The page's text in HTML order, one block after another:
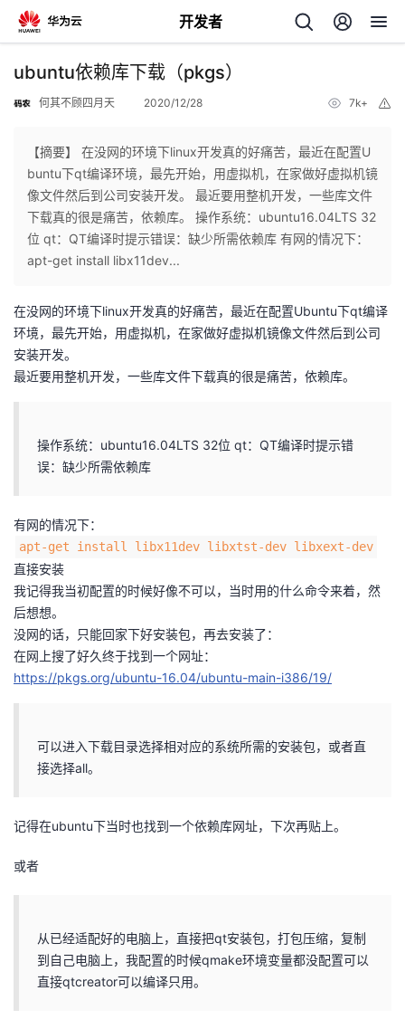
开发者
返
个
人
主
页
我
的
开
的
博
客
我
的
论
坛
我
的
圈
我
的
播
我
活
的
注
开
发
的
Programs
我
的
ubuntu依赖库下载（pkgs）
何其不顾四月天 2020/12/28 7k+
【摘要】 在没网的环境下linux开发真的好痛苦，最近在配置U
buntu下qt编译环境，最先开始，用虚拟机，在家做好虚拟机镜
像文件然后到公司安装开发。 最近要用整机开发，一些库文件
下载真的很是痛苦，依赖库。 操作系统：ubuntu16.04LTS 32
位 qt：QT编译时提示错误：缺少所需依赖库 有网的情况下：
apt-get install libx11dev...
在没网的环境下linux开发真的好痛苦，最近在配置Ubuntu下qt编译
环境，最先开始，用虚拟机，在家做好虚拟机镜像文件然后到公司
安装开发。
最近要用整机开发，一些库文件下载真的很是痛苦，依赖库。
操作系统：ubuntu16.04LTS 32位 qt：QT编译时提示错
误：缺少所需依赖库
有网的情况下：
apt-get install libx11dev libxtst-dev libxext-dev
直接安装
我记得我当初配置的时候好像不可以，当时用的什么命令来着，然
后想想。
没网的话，只能回家下好安装包，再去安装了：
在网上搜了好久终于找到一个网址：
https://pkgs.org/ubuntu-16.04/ubuntu-main-i386/19/
可以进入下载目录选择相对应的系统所需的安装包，或者直
接选择all。
记得在ubuntu下当时也找到一个依赖库网址，下次再贴上。
或者
从已经适配好的电脑上，直接把qt安装包，打包压缩，复制
到自己电脑上，我配置的时候qmake环境变量都没配置可以
直接qtcreator可以编译只用。